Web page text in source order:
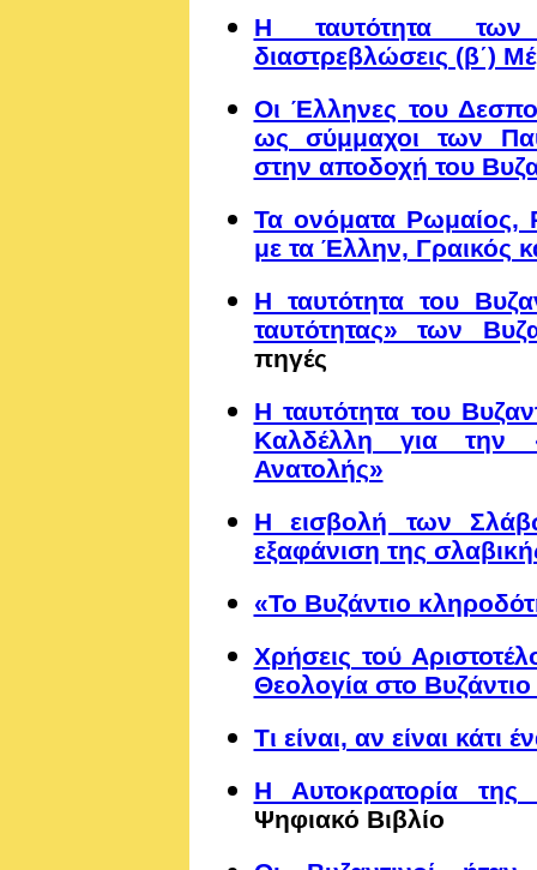
Η ταυτότητα των
διαστρεβλώσεις (β΄)
Οι Έλληνες του
ως σύμμαχοι των
στην αποδοχή του
Τα ονόματα Ρωμαίος,
με τα Έλλην, Γραικός
Η ταυτότητα του
ταυτότητας» των
πηγές
Η ταυτότητα του
Καλδέλλη για την
Ανατολής»
Η εισβολή των
εξαφάνιση της
«Το Βυζάντιο
Χρήσεις τού
Θεολογία στο
Τι είναι, αν είναι κάτι
Η Αυτοκρατορία
Ψηφιακό Βιβλίο